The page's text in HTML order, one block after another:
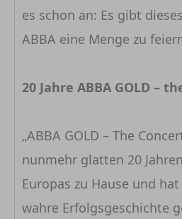
es schon an: Es gibt
ABBA eine Menge zu
20 Jahre ABBA GOLD –
„ABBA GOLD – The
nunmehr glatten 20
Europas zu Hause und
wahre Erfolgsgeschichte